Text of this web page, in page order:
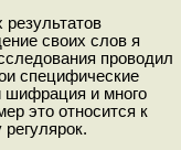
своих слов я
проводил
специфические
шифрация и много
это относится к